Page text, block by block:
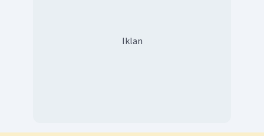
Iklan